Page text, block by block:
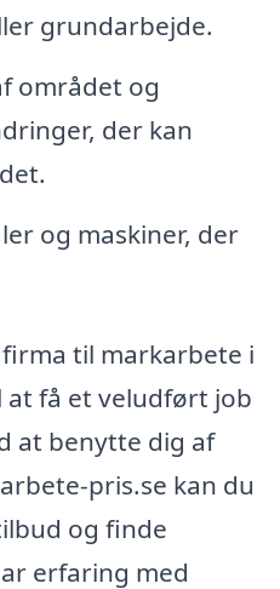
grundarbejde.
området og
der kan
og maskiner, der
til markarbete i
at få et veludført job
at benytte dig af
pris.se kan du
og finde
erfaring med